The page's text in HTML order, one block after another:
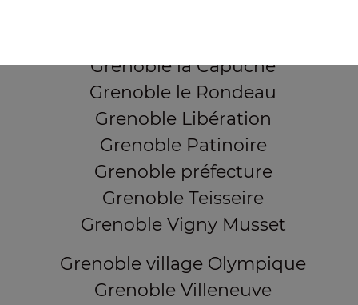
Grenoble la Capuche
Grenoble le Rondeau
Grenoble Libération
Grenoble Patinoire
Grenoble préfecture
Grenoble Teisseire
Grenoble Vigny Musset
Grenoble village Olympique
Grenoble Villeneuve